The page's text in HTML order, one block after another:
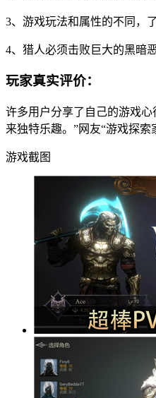
3、游戏玩法和属性的不同，
4、猎人必须击败巨大的黑暗
玩家真实评价：
许多用户分享了自己的游戏
来独特乐趣。”网友“游戏探
游戏截图